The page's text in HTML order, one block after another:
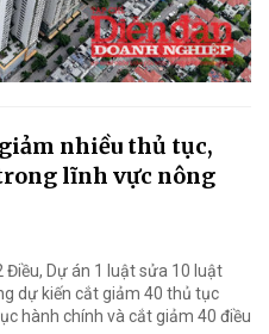
nhiều thủ tục,
lĩnh vực nông
Dự án 1 luật sửa 10 luật
dự kiến cắt giảm 40 thủ tục
hành chính và cắt giảm 40 điều